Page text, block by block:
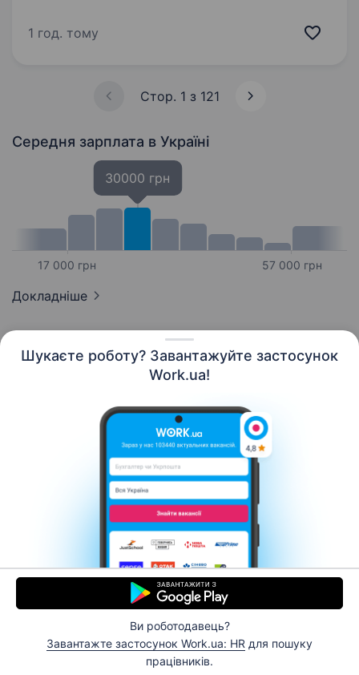
Шукаєте роботу? Завантажуйте застосунок
Work.ua!
Ви роботодавець?
Завантажте застосунок Work.ua: HR для пошуку
працівників.
Педагогіка», «Соціальні та поведінкові науки»,
1 год. тому
Стор. 1 з 121
Середня зарплата в Україні
17 000 грн
30000 грн
57 000 грн
Докладніше
Контакти Про нас
Кар’єра
Допомога Умови використання
© 2006–2026 Work.ua. Сервіс пошуку роботи №1 в